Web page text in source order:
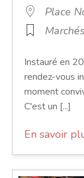
Place
Marchés
Instauré en
rendez-vous
moment
C'est un [...]
En savoir